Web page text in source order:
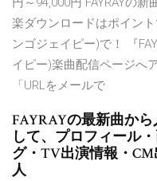
楽ダウンロードはポイン
ンゴジェイピー)で！ 『
イピー)楽曲配信ページへ
「URLをメールで
FAYRAYの最新曲か
して、プロフィール
グ・TV出演情報・
人